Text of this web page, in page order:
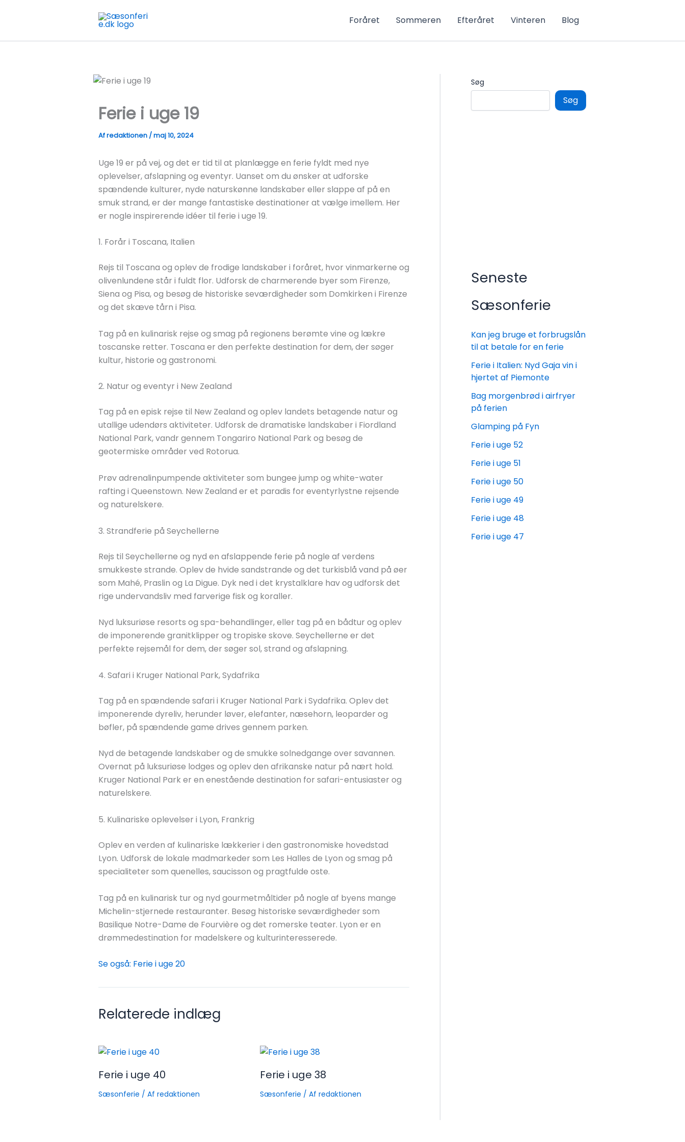
Foråret Sommeren Efteråret Vinteren Blog
Ferie i uge 19
Afredaktionen /maj 10, 2024
Uge 19 er på vej, og det er tid til at planlægge en ferie fyldt med nye
oplevelser, afslapning og eventyr. Uanset om du ønsker at udforske
spændende kulturer, nyde naturskønne landskaber eller slappe af på en
smuk strand, er der mange fantastiske destinationer at vælge imellem. Her
er nogle inspirerende idéer til ferie i uge 19.
1. Forår i Toscana, Italien
Rejs til Toscana og oplev de frodige landskaber i foråret, hvor vinmarkerne og
olivenlundene står i fuldt flor. Udforsk de charmerende byer som Firenze,
Siena og Pisa, og besøg de historiske seværdigheder som Domkirken i Firenze
og det skæve tårn i Pisa.
Tag på en kulinarisk rejse og smag på regionens berømte vine og lækre
toscanske retter. Toscana er den perfekte destination for dem, der søger
kultur, historie og gastronomi.
2. Natur og eventyr i New Zealand
Tag på en episk rejse til New Zealand og oplev landets betagende natur og
utallige udendørs aktiviteter. Udforsk de dramatiske landskaber i Fiordland
National Park, vandr gennem Tongariro National Park og besøg de
geotermiske områder ved Rotorua.
Prøv adrenalinpumpende aktiviteter som bungee jump og white-water
rafting i Queenstown. New Zealand er et paradis for eventyrlystne rejsende
og naturelskere.
3. Strandferie på Seychellerne
Rejs til Seychellerne og nyd en afslappende ferie på nogle af verdens
smukkeste strande. Oplev de hvide sandstrande og det turkisblå vand på øer
som Mahé, Praslin og La Digue. Dyk ned i det krystalklare hav og udforsk det
rige undervandsliv med farverige fisk og koraller.
Nyd luksuriøse resorts og spa-behandlinger, eller tag på en bådtur og oplev
de imponerende granitklipper og tropiske skove. Seychellerne er det
perfekte rejsemål for dem, der søger sol, strand og afslapning.
4. Safari i Kruger National Park, Sydafrika
Tag på en spændende safari i Kruger National Park i Sydafrika. Oplev det
imponerende dyreliv, herunder løver, elefanter, næsehorn, leoparder og
bøfler, på spændende game drives gennem parken.
Nyd de betagende landskaber og de smukke solnedgange over savannen.
Overnat på luksuriøse lodges og oplev den afrikanske natur på nært hold.
Kruger National Park er en enestående destination for safari-entusiaster og
naturelskere.
5. Kulinariske oplevelser i Lyon, Frankrig
Oplev en verden af kulinariske lækkerier i den gastronomiske hovedstad
Lyon. Udforsk de lokale madmarkeder som Les Halles de Lyon og smag på
specialiteter som quenelles, saucisson og pragtfulde oste.
Tag på en kulinarisk tur og nyd gourmetmåltider på nogle af byens mange
Michelin-stjernede restauranter. Besøg historiske seværdigheder som
Basilique Notre-Dame de Fourvière og det romerske teater. Lyon er en
drømmedestination for madelskere og kulturinteresserede.
Se også: Ferie i uge 20
Relaterede indlæg
Ferie i uge 40
Sæsonferie / Af redaktionen
Ferie i uge 38
Sæsonferie / Afredaktionen
Søg
Søg
Seneste
Sæsonferie
Kan jeg bruge et forbrugslån
til at betale for en ferie
Ferie i Italien: Nyd Gaja vin i
hjertet af Piemonte
Bag morgenbrød i airfryer
på ferien
Glamping på Fyn
Ferie i uge 52
Ferie i uge 51
Ferie i uge 50
Ferie i uge 49
Ferie i uge 48
Ferie i uge 47